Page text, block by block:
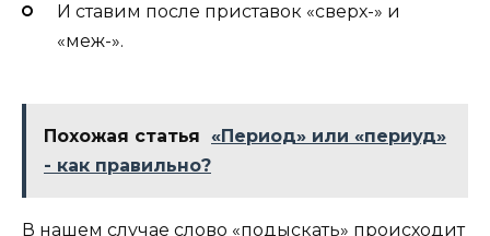
И ставим после приставок «сверх-» и
«меж-».
Похожая статья
«Период» или «периуд»
- как правильно?
В нашем случае слово «подыскать» происходит